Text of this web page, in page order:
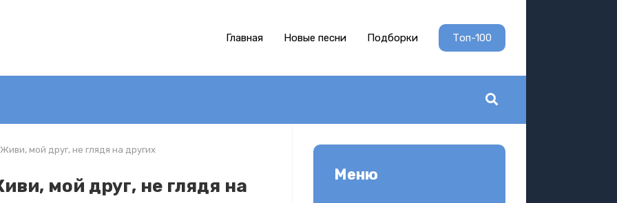
Главная Новые песни Подборки Топ-100
мой друг, не глядя на других
мой друг, не глядя на
Меню